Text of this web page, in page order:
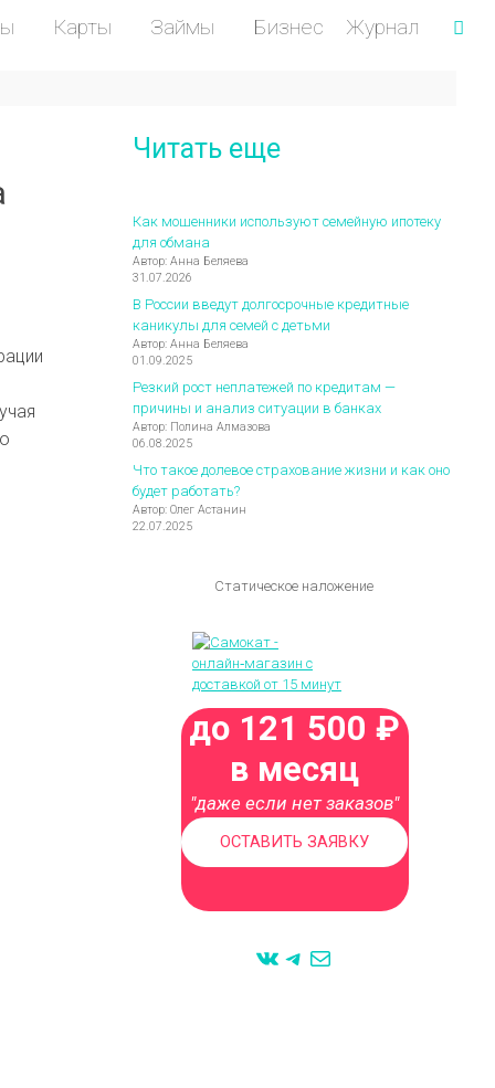
Карты Займы Бизнес Журнал
Читать еще
Как мошенники используют семейную ипотеку
для обмана
Автор: Анна Беляева
31.07.2026
В России введут долгосрочные кредитные
каникулы для семей с детьми
Автор: Анна Беляева
01.09.2025
Резкий рост неплатежей по кредитам —
причины и анализ ситуации в банках
Автор: Полина Алмазова
06.08.2025
Что такое долевое страхование жизни и как оно
будет работать?
Автор: Олег Астанин
22.07.2025
Статическое наложение
до 121 500 ₽
в месяц
"даже если нет заказов"
ОСТАВИТЬ ЗАЯВКУ
VKTelegram
Mail